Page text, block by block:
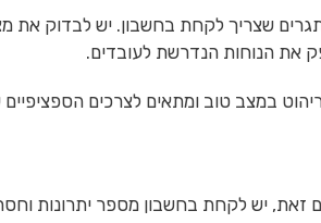
שצריך לקחת בחשבון. יש לבדוק את
את הנוחות הנדרשת לעובדים.
במצב טוב ומתאים לצרכים הספציפיים
עם זאת, יש לקחת בחשבון מספר יתרונות